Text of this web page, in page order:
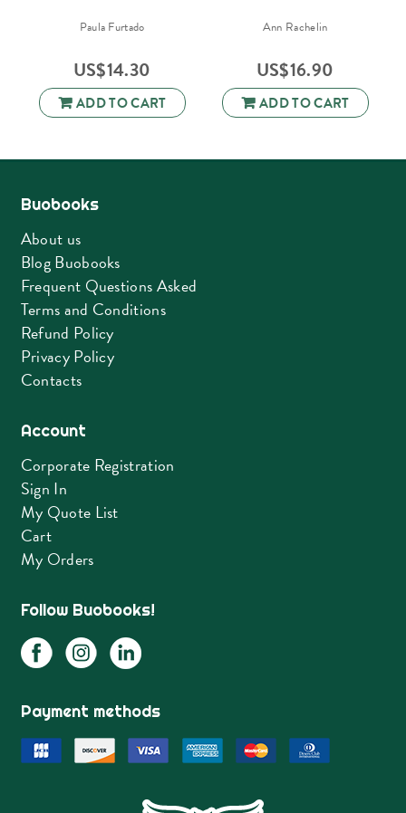
Paula Furtado
US$14.30
ADD TO CART
Ann Rachelin
US$16.90
ADD TO CART
Buobooks
About us
Blog Buobooks
Frequent Questions Asked
Terms and Conditions
Refund Policy
Privacy Policy
Contacts
Account
Corporate Registration
Sign In
My Quote List
Cart
My Orders
Follow Buobooks!
Payment methods